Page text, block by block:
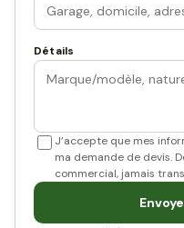
Détails
J’accepte que mes
ma demande de devis.
commercial, jamais